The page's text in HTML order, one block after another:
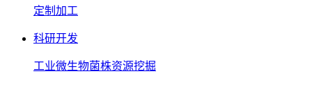
定制加工
科研开发
工业微生物菌株资源挖掘